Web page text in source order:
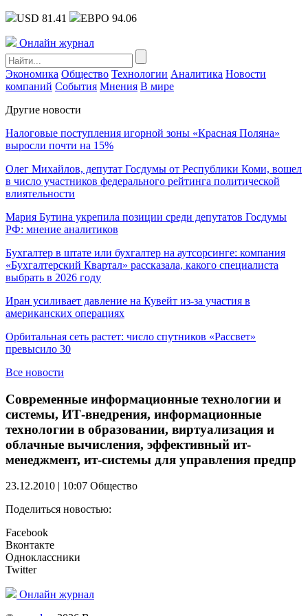
USD 81.41 ЕВРО 94.06
Онлайн журнал
Экономика Общество Технологии Аналитика Новости
компаний События Мнения В мире
Другие новости
Налоговые поступления игорной зоны «Красная Поляна»
выросли почти на 15%
Олег Михайлов, депутат Госдумы от Республики Коми, вошел
в число участников федерального рейтинга политической
влиятельности
Мария Бутина укрепила позиции среди депутатов Госдумы
РФ: мнение аналитиков
Бухгалтер в штате или бухгалтер на аутсорсинге: компания
«Бухгалтерский Квартал» рассказала, какого специалиста
выбрать в 2026 году
Иран усиливает давление на Кувейт из-за участия в
американских операциях
Орбитальная сеть растет: число спутников «Рассвет»
превысило 30
Все новости
Современные информационные технологии и
системы, ИТ-внедрения, информационные
технологии в образовании, виртуализация и
облачные вычисления, эффективный ит-
менеджмент, ит-системы для управления предпр
23.12.2010 | 10:07 Общество
Поделиться новостью:
Facebook
Вконтакте
Одноклассники
Twitter
Онлайн журнал